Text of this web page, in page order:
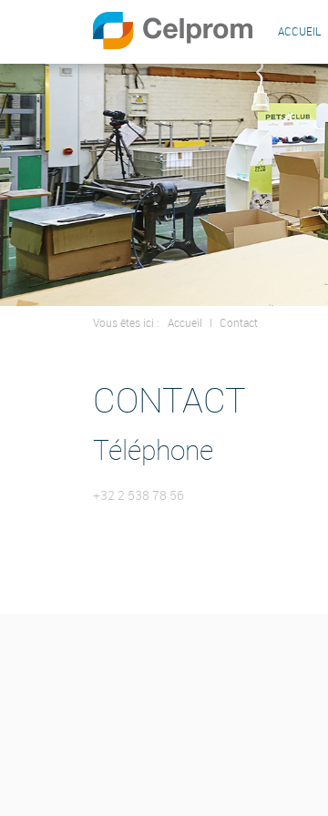
ACCUEIL
Vous êtes ici : Accueil I Contact
CONTACT
Téléphone
+32 2 538 78 56